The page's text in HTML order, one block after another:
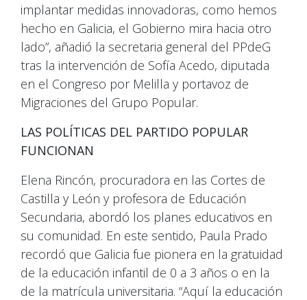
implantar medidas innovadoras, como hemos
hecho en Galicia, el Gobierno mira hacia otro
lado”, añadió la secretaria general del PPdeG
tras la intervención de Sofía Acedo, diputada
en el Congreso por Melilla y portavoz de
Migraciones del Grupo Popular.
LAS POLÍTICAS DEL PARTIDO POPULAR
FUNCIONAN
Elena Rincón, procuradora en las Cortes de
Castilla y León y profesora de Educación
Secundaria, abordó los planes educativos en
su comunidad. En este sentido, Paula Prado
recordó que Galicia fue pionera en la gratuidad
de la educación infantil de 0 a 3 años o en la
de la matrícula universitaria. “Aquí la educación